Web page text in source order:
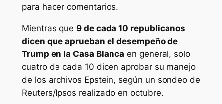
para hacer comentarios.
Mientras que 9 de cada 10 republicanos
dicen que aprueban el desempeño de
Trump en la Casa Blanca en general, solo
cuatro de cada 10 dicen aprobar su manejo
de los archivos Epstein, según un sondeo de
Reuters/Ipsos realizado en octubre.